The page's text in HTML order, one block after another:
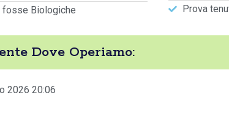
fosse Biologiche
Prova
Dove Operiamo:
2026 20:06